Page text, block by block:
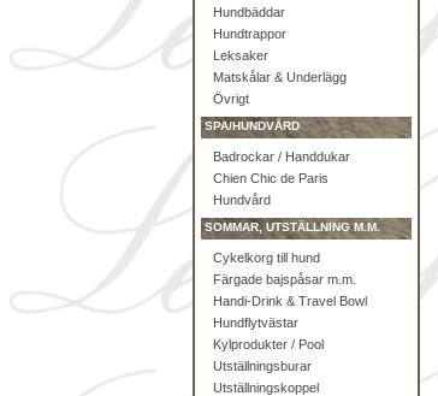
Hundbäddar
Hundtrappor
Leksaker
Matskålar & Underlägg
Övrigt
SPA/HUNDVÅRD
Badrockar / Handdukar
Chien Chic de Paris
Hundvård
SOMMAR, UTSTÄLLNING M.M.
Cykelkorg till hund
Färgade bajspåsar m.m.
Handi-Drink & Travel Bowl
Hundflytvästar
Kylprodukter / Pool
Utställningsburar
Utställningskoppel